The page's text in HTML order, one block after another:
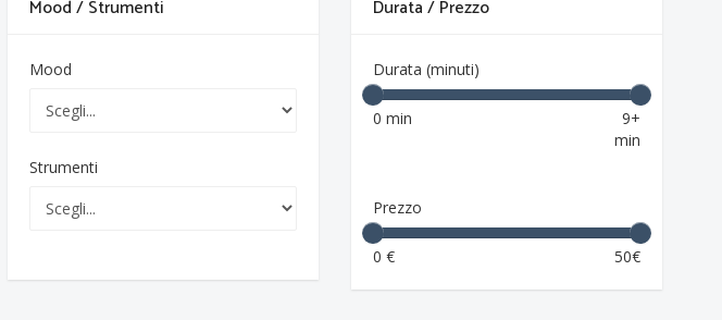
Mood / Strumenti
Mood
Strumenti
Durata / Prezzo
Durata (minuti)
0 min
9+
min
Prezzo
0 € 50€